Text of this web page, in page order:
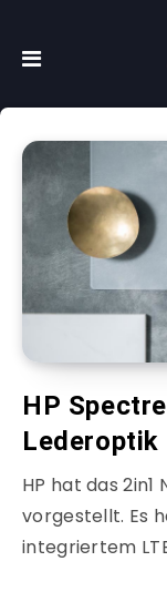
HP
Lederoptik
HP hat das 2in1
vorgestellt. Es
integriertem